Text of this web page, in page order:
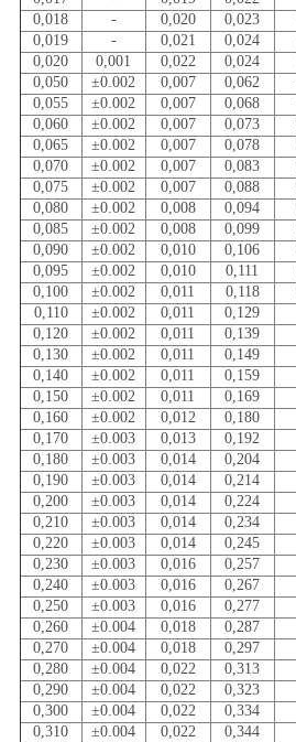
0,018
- 0,020 0,023
0,019
- 0,021 0,024
0,020
0,001 0,022 0,024
0,050
±0.002 0,007 0,062
0,055
±0.002 0,007 0,068
0,060
±0.002 0,007 0,073
0,065
±0.002 0,007 0,078
0,070
±0.002 0,007 0,083
0,075
±0.002 0,007 0,088
0,080
±0.002 0,008 0,094
0,085
±0.002 0,008 0,099
0,090
±0.002 0,010 0,106
0,095
±0.002 0,010 0,111
0,100
±0.002 0,011 0,118
0,110
±0.002 0,011 0,129
0,120
±0.002 0,011 0,139
0,130
±0.002 0,011 0,149
0,140
±0.002 0,011 0,159
0,150
±0.002 0,011 0,169
0,160
±0.002 0,012 0,180
0,170
±0.003 0,013 0,192
0,180
±0.003 0,014 0,204
0,190
±0.003 0,014 0,214
0,200
±0.003 0,014 0,224
0,210
±0.003 0,014 0,234
0,220
±0.003 0,014 0,245
0,230
±0.003 0,016 0,257
0,240
±0.003 0,016 0,267
0,250
±0.003 0,016 0,277
0,260
±0.004 0,018 0,287
0,270
±0.004 0,018 0,297
0,280
±0.004 0,022 0,313
0,290
±0.004 0,022 0,323
0,300
±0.004 0,022 0,334
0,310
±0.004 0,022 0,344